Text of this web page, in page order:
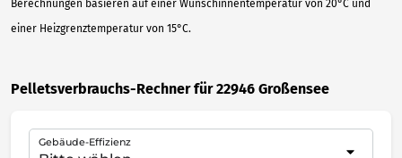
Berechnungen basieren auf einer Wunschinnentemperatur von 20°C und
einer Heizgrenztemperatur von 15°C.
Pelletsverbrauchs-Rechner für 22946 Großensee
Gebäude-Effizienz